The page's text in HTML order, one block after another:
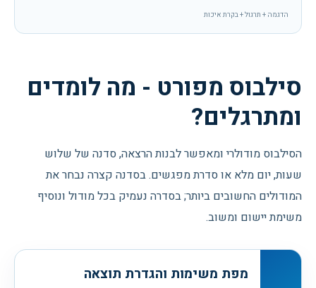
הדגמה + תרגול + בקרת איכות
סילבוס מפורט - מה לומדים
ומתרגלים?
הסילבוס מודולרי ומאפשר לבנות הרצאה, סדנה של שלוש
שעות, יום מלא או סדרת מפגשים. בסדנה קצרה נבחר את
המודולים החשובים ביותר; בסדרה נעמיק בכל מודול ונוסיף
משימת יישום ומשוב.
מפת משימות והגדרת תוצאה